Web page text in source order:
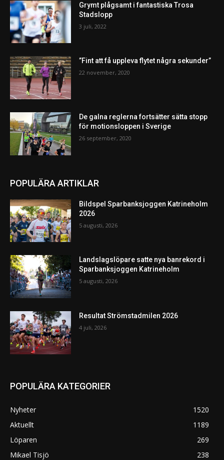
Grymt plågsamt i fantastiska Trosa
Stadslopp
3 juli, 2022
”Fint att få uppleva flytet några sekunder”
22 november, 2020
De galna reglerna fortsätter sätta stopp
för motionsloppen i Sverige
26 september, 2020
POPULÄRA ARTIKLAR
Bildspel Sparbanksjoggen Katrineholm
2026
5 augusti, 2026
Landslagslöpare satte nya banrekord i
Sparbanksjoggen Katrineholm
5 augusti, 2026
Resultat Strömstadmilen 2026
4 juli, 2026
POPULÄRA KATEGORIER
Nyheter
1520
Aktuellt
1189
Löparen
269
Mikael Tisjö
238